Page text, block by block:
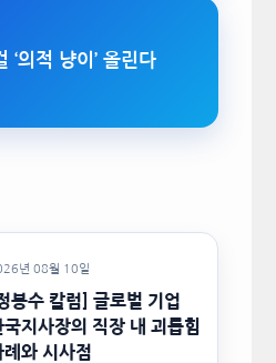
‘의적 냥이’ 올린다
년 08월 10일
봉수 칼럼] 글로벌 기업
국지사장의 직장 내 괴롭힘
례와 시사점